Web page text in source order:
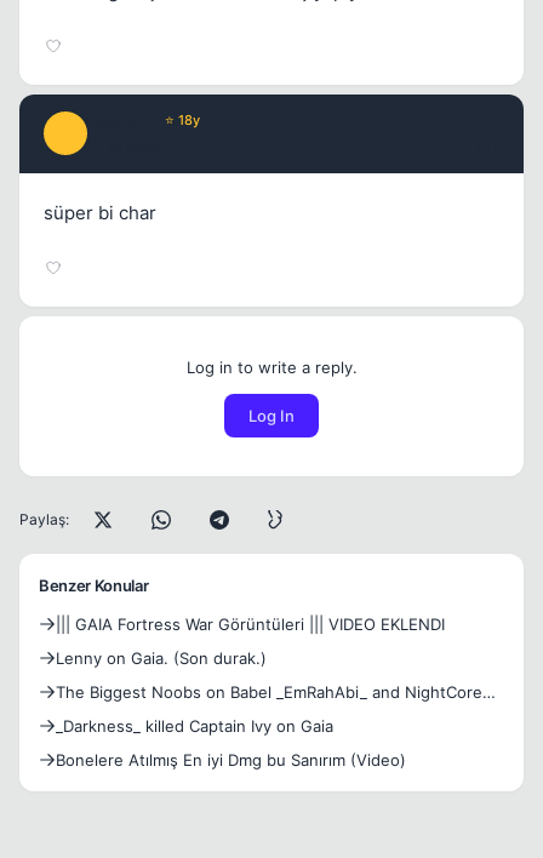
⭐ 18y
süper bi char
Log in to write a reply.
Log In
Paylaş:
Benzer Konular
||| GAIA Fortress War Görüntüleri ||| VIDEO EKLENDI
Lenny on Gaia. (Son durak.)
The Biggest Noobs on Babel _EmRahAbi_ and NightCore
[Video]
_Darkness_ killed Captain Ivy on Gaia
Bonelere Atılmış En iyi Dmg bu Sanırım (Video)